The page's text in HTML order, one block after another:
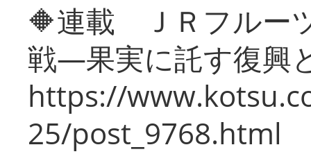
🔶連載 ＪＲフルー
戦―果実に託す復興
https://
25/post_9768.html